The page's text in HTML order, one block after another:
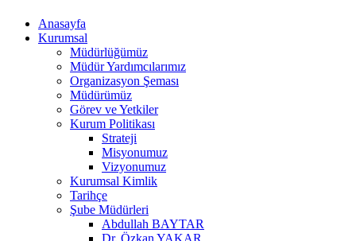
Anasayfa
Kurumsal
Müdürlüğümüz
Müdür Yardımcılarımız
Organizasyon Şeması
Müdürümüz
Görev ve Yetkiler
Kurum Politikası
Strateji
Misyonumuz
Vizyonumuz
Kurumsal Kimlik
Tarihçe
Şube Müdürleri
Abdullah BAYTAR
Dr. Özkan YAKAR